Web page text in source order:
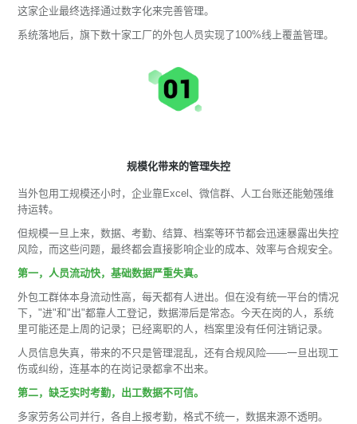
这家企业最终选择通过数字化来完善管理。
系统落地后，旗下数十家工厂的外包人员实现了100%线上覆盖管理。
规模化带来的管理失控
当外包用工规模还小时，企业靠Excel、微信群、人工台账还能勉强维
持运转。
但规模一旦上来，数据、考勤、结算、档案等环节都会迅速暴露出失控
风险，而这些问题，最终都会直接影响企业的成本、效率与合规安全。
第一，人员流动快，基础数据严重失真。
外包工群体本身流动性高，每天都有人进出。但在没有统一平台的情况
下，"进"和"出"都靠人工登记，数据滞后是常态。今天在岗的人，系统
里可能还是上周的记录；已经离职的人，档案里没有任何注销记录。
人员信息失真，带来的不只是管理混乱，还有合规风险——一旦出现工
伤或纠纷，连基本的在岗记录都拿不出来。
第二，缺乏实时考勤，出工数据不可信。
多家劳务公司并行，各自上报考勤，格式不统一，数据来源不透明。